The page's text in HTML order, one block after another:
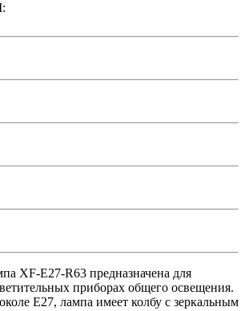
XF-E27-R63 предназначена для
приборах общего освещения.
E27, лампа имеет колбу с зеркальным